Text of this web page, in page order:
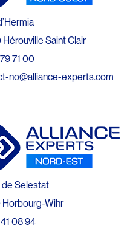
Saint Clair
71 00
no@alliance-experts.com
de Selestat
Horbourg-Wihr
08 94